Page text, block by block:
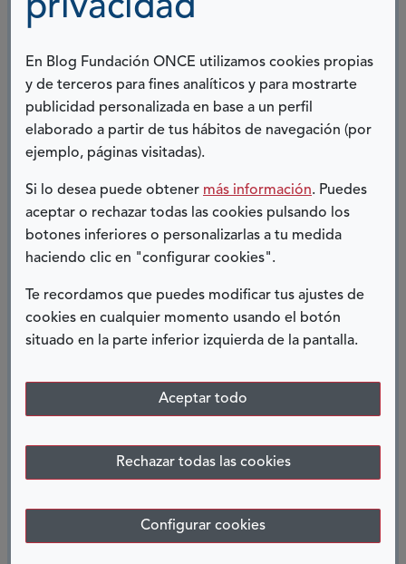
privacidad
En Blog Fundación ONCE utilizamos cookies propias
y de terceros para fines analíticos y para mostrarte
publicidad personalizada en base a un perfil
elaborado a partir de tus hábitos de navegación (por
ejemplo, páginas visitadas).
Si lo desea puede obtener más información. Puedes
aceptar o rechazar todas las cookies pulsando los
botones inferiores o personalizarlas a tu medida
haciendo clic en "configurar cookies".
Te recordamos que puedes modificar tus ajustes de
cookies en cualquier momento usando el botón
situado en la parte inferior izquierda de la pantalla.
Aceptar todo
Rechazar todas las cookies
Configurar cookies
avance.
Por eso nos entusiasmamos cuando hablamos de la
Fundación CRIS contra el cáncer.
responsable de Proyectos Científicos
de la Fundación CRIS contra el cáncer
COMPARTIR:
Twitter
Facebook
LinkedIn
Telegram
ENTRADAS RELACIONADAS